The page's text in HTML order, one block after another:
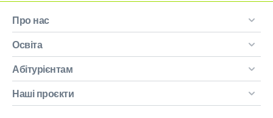
Про нас
Освіта
Абітурієнтам
Наші проєкти